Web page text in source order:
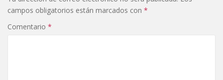
campos obligatorios están marcados con *
Comentario *